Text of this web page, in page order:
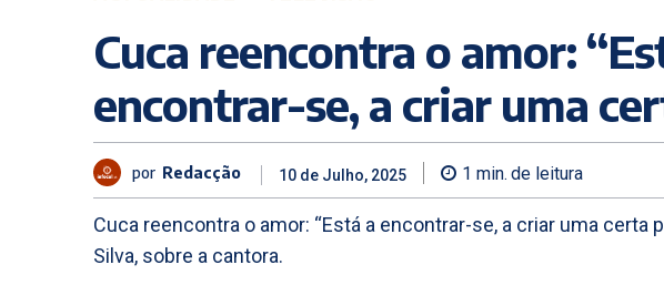
Cuca reencontra o amor:
encontrar-se, a criar uma
por Redacção 10 de Julho, 2025 1 min. de leitura
Cuca reencontra o amor: “Está a encontrar-se, a criar uma certa
Silva, sobre a cantora.